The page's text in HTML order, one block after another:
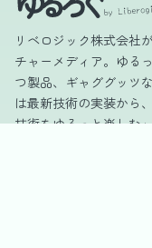
リベロジック株式会社
チャーメディア。ゆる
つ製品、ギャググッツ
は最新技術の実装から
技術をゆるっと楽しむ